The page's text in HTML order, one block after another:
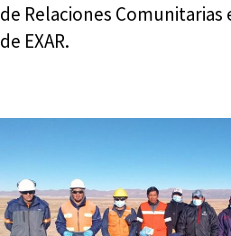
de Relaciones
de EXAR.